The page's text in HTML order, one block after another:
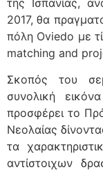
της Ισπανίας,
2017, θα
πόλη Oviedo με
matching and
Σκοπός του
συνολική
προσφέρει το
Νεολαίας
τα
αντίστοιχων